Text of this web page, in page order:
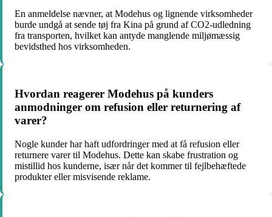
En anmeldelse nævner, at Modehus og lignende virksomheder
burde undgå at sende tøj fra Kina på grund af CO2-udledning
fra transporten, hvilket kan antyde manglende miljømæssig
bevidsthed hos virksomheden.
Hvordan reagerer Modehus på kunders
anmodninger om refusion eller returnering af
varer?
Nogle kunder har haft udfordringer med at få refusion eller
returnere varer til Modehus. Dette kan skabe frustration og
mistillid hos kunderne, især når det kommer til fejlbehæftede
produkter eller misvisende reklame.